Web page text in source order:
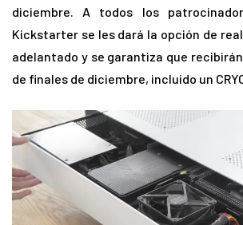
diciembre. A todos los
Kickstarter se les dará la opción de
adelantado y se garantiza que
de finales de diciembre, incluido un